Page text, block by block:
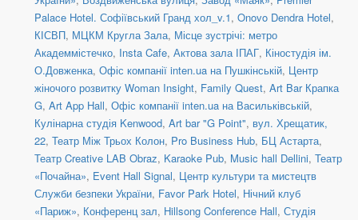
Palace Hotel. Софіївський Гранд хол_v.1, Onovo Dendra Hotel,
КІСВП, МЦКМ Кругла Зала, Місце зустрічі: метро
Академмістечко, Insta Cafe, Актова зала ІПАГ, Кіностудія ім.
О.Довженка, Офіс компанії inten.ua на Пушкінській, Центр
жіночого розвитку Woman Insight, Family Quest, Art Bar Крапка
G, Art App Hall, Офіс компанії inten.ua на Васильківській,
Кулінарна студія Kenwood, Art bar "G Point", вул. Хрещатик,
22, Театр Між Трьох Колон, Pro Business Hub, БЦ Астарта,
Театр Creative LAB Obraz, Karaoke Pub, Music hall Dellini, Театр
«Почайна», Event Hall Signal, Центр культури та мистецтв
Служби безпеки України, Favor Park Hotel, Нічний клуб
«Париж», Конференц зал, Hillsong Conference Hall, Студія